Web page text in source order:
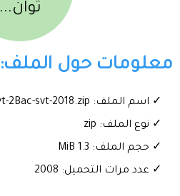
ثوان...
معلومات حول الملف:
✓ اسم الملف: Exam-nat-svt-2Bac-svt-2018.zip
✓ نوع الملف: zip
✓ حجم الملف: 1.3 MiB
✓ عدد مرات التحميل: 2008